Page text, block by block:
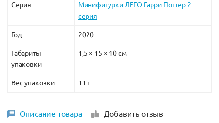
Серия
Минифигурки ЛЕГО Гарри Поттер 2
серия
Год 2020
Габариты
упаковки
1,5 × 15 × 10 см
Вес упаковки 11 г
Описание товара Добавить отзыв